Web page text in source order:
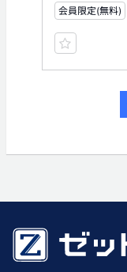
会員限定(無料)